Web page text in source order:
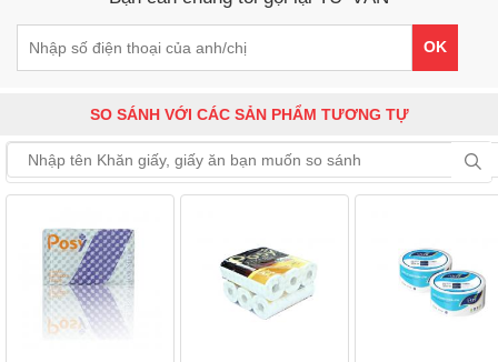
OK
SO SÁNH VỚI CÁC SẢN PHẨM TƯƠNG TỰ